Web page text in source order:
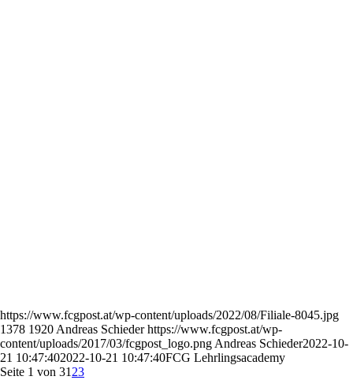
https://www.fcgpost.at/wp-content/uploads/2022/08/Filiale-8045.jpg
1378 1920 Andreas Schieder https://www.fcgpost.at/wp-
content/uploads/2017/03/fcgpost_logo.png Andreas Schieder2022-10-
21 10:47:402022-10-21 10:47:40FCG Lehrlingsacademy
Seite 1 von 31 23